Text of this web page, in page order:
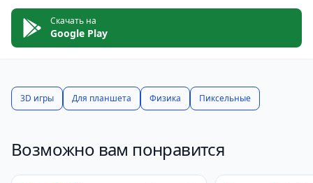
Скачать на
Google Play
3D игры Для планшета Физика Пиксельные
Возможно вам понравится